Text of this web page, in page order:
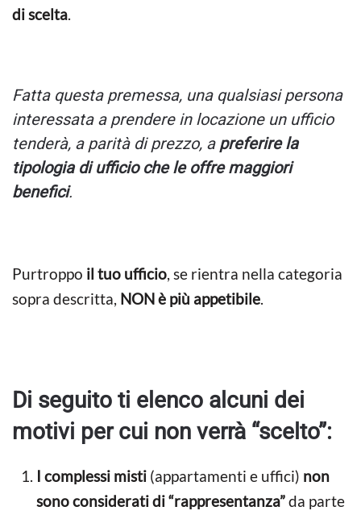
di scelta.
Fatta questa premessa, una qualsiasi persona
interessata a prendere in locazione un ufficio
tenderà, a parità di prezzo, apreferire la
tipologia di ufficio che le offre maggiori
benefici.
Purtroppo il tuo ufficio, se rientra nella categoria
sopra descritta, NON è più appetibile.
Di seguito ti elenco alcuni dei
motivi per cui non verrà “scelto”:
I complessi misti (appartamenti e uffici) non
sono considerati di “rappresentanza”da parte